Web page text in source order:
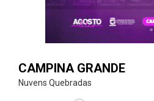
CAMPINA GRANDE
Nuvens Quebradas